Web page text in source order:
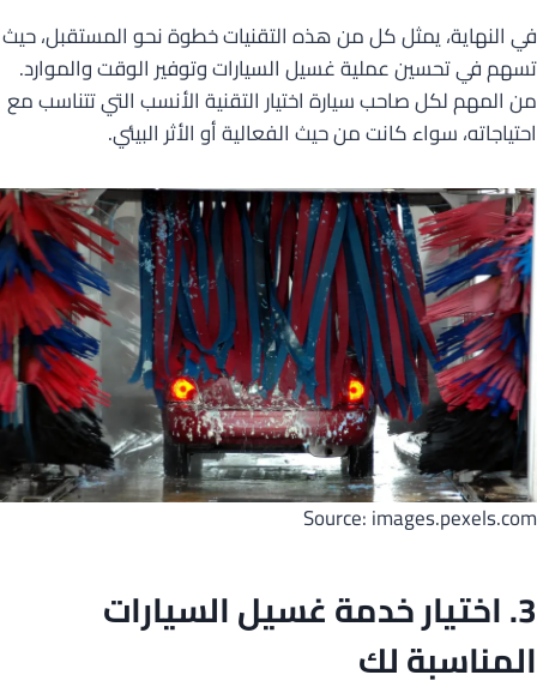
في النهاية، يمثل كل من هذه التقنيات خطوة نحو المستقبل، حيث
تسهم في تحسين عملية غسيل السيارات وتوفير الوقت والموارد.
من المهم لكل صاحب سيارة اختيار التقنية الأنسب التي تتناسب مع
احتياجاته، سواء كانت من حيث الفعالية أو الأثر البيئي.
Source: images.pexels.com
3. اختيار خدمة غسيل السيارات
المناسبة لك